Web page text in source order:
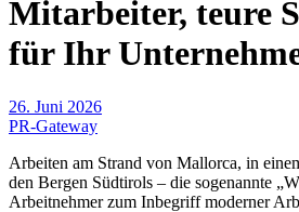
Mitarbeiter, teure
für Ihr
26. Juni 2026
PR-Gateway
Arbeiten am Strand von Mallorca, in
den Bergen Südtirols – die sogenannte
Arbeitnehmer zum Inbegriff moderner